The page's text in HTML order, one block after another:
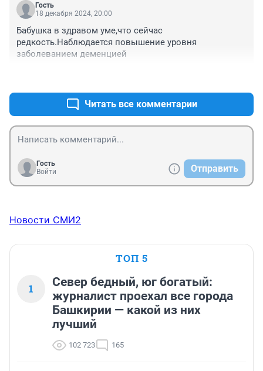
Гость
18 декабря 2024, 20:00
Бабушка в здравом уме,что сейчас
редкость.Наблюдается повышение уровня
заболеванием деменцией
Читать все комментарии
Гость
Войти
Отправить
Новости СМИ2
ТОП 5
1
Север бедный, юг богатый:
журналист проехал все города
Башкирии — какой из них
лучший
102 723 165